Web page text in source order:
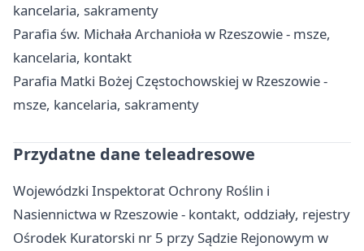
kancelaria, sakramenty
Parafia św. Michała Archanioła w Rzeszowie - msze,
kancelaria, kontakt
Parafia Matki Bożej Częstochowskiej w Rzeszowie -
msze, kancelaria, sakramenty
Przydatne dane teleadresowe
Wojewódzki Inspektorat Ochrony Roślin i
Nasiennictwa w Rzeszowie - kontakt, oddziały, rejestry
Ośrodek Kuratorski nr 5 przy Sądzie Rejonowym w